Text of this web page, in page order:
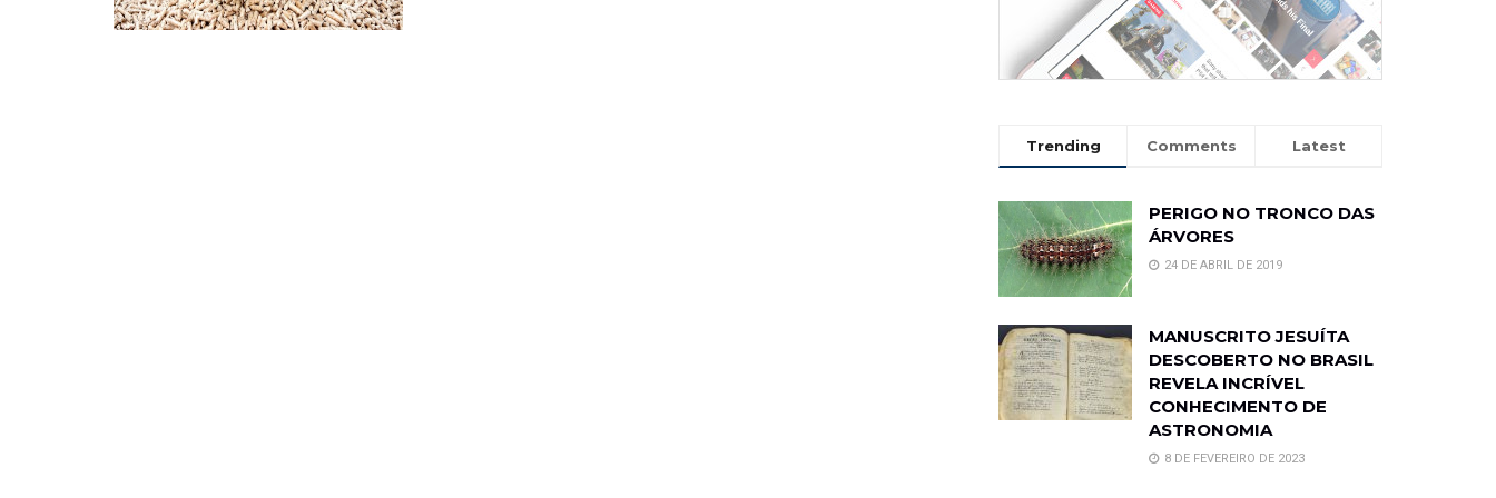
Trending Comments Latest
PERIGO NO TRONCO DAS
ÁRVORES
24 DE ABRIL DE 2019
MANUSCRITO JESUÍTA
DESCOBERTO NO BRASIL
REVELA INCRÍVEL
CONHECIMENTO DE
ASTRONOMIA
8 DE FEVEREIRO DE 2023